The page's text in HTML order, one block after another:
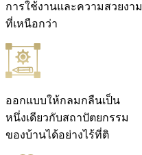
การใช้งานและความสวยงาม
ที่เหนือกว่า
ออกแบบให้กลมกลืนเป็น
หนึ่งเดียวกับสถาปัตยกรรม
ของบ้านได้อย่างไร้ที่ติ